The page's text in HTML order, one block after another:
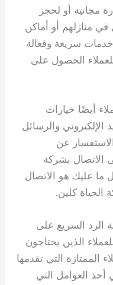
مجانية أو لحجز
منازلهم أو أماكن
سريعة وفعالة
الحصول على
أيضًا خيارات
الإلكتروني والرسائل
عن
الاتصال بشركة
ما عليك هو الاتصال
كلين.
الرد السريع على
الذين يحتاجون
الممتازة التي تقدمها
العوامل التي